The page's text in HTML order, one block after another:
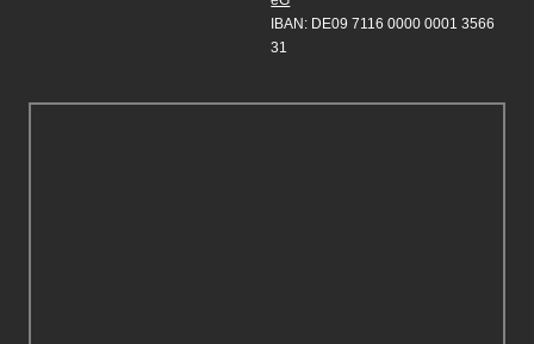
IBAN: DE09 7116 0000 0001 3566
31